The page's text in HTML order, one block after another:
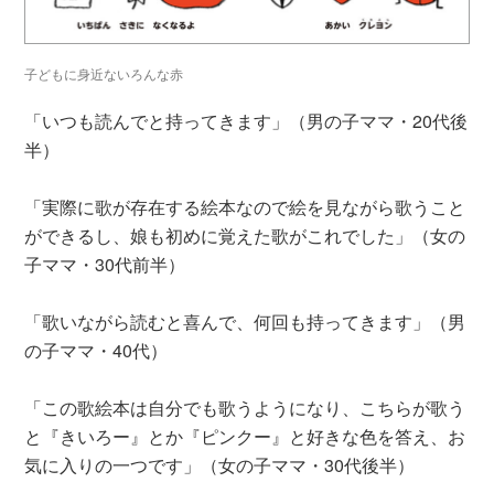
子どもに身近ないろんな赤
「いつも読んでと持ってきます」（男の子ママ・20代後
半）
「実際に歌が存在する絵本なので絵を見ながら歌うこと
ができるし、娘も初めに覚えた歌がこれでした」（女の
子ママ・30代前半）
「歌いながら読むと喜んで、何回も持ってきます」（男
の子ママ・40代）
「この歌絵本は自分でも歌うようになり、こちらが歌う
と『きいろー』とか『ピンクー』と好きな色を答え、お
気に入りの一つです」（女の子ママ・30代後半）